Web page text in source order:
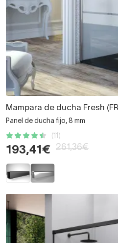
Mampara de ducha Fresh
Panel de ducha fijo, 8 mm
(11)
193,41€ 261,36€